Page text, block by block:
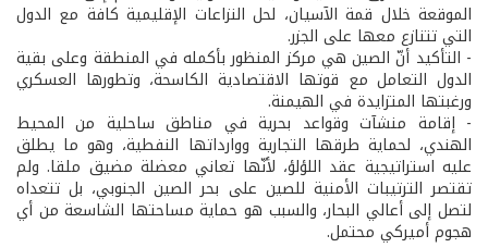
الموقعة خلال قمة الآسيان، لحل النزاعات الإقليمية كافة مع الدول
التي تتنازع معها على الجزر.
- التأكيد أنّ الصين هي مركز المنظور بأكمله في المنطقة وعلى بقية
الدول التعامل مع قوتها الاقتصادية الكاسحة، وتطورها العسكري
ورغبتها المتزايدة في الهيمنة.
- إقامة منشآت وقواعد بحرية في مناطق ساحلية من المحيط
الهندي، لحماية طرقها التجارية ووارداتها النفطية، وهو ما يطلق
عليه استراتيجية عقد اللؤلؤ، لأنّها تعاني معضلة مضيق ملقا. ولم
تقتصر الترتيبات الأمنية للصين على بحر الصين الجنوبي، بل تتعداه
لتصل إلى أعالي البحار، والسبب هو حماية مساحتها الشاسعة من أي
هجوم أميركي محتمل.